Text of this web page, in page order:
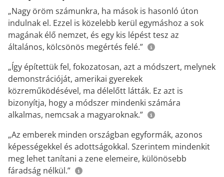
„Nagy öröm számunkra, ha mások is hasonló úton
indulnak el. Ezzel is közelebb kerül egymáshoz a sok
magának élő nemzet, és egy kis lépést tesz az
általános, kölcsönös megértés felé.”
„Így építettük fel, fokozatosan, azt a módszert, melynek
demonstrációját, amerikai gyerekek
közreműködésével, ma délelőtt látták. Ez azt is
bizonyítja, hogy a módszer mindenki számára
alkalmas, nemcsak a magyaroknak.”
„Az emberek minden országban egyformák, azonos
képességekkel és adottságokkal. Szerintem mindenkit
meg lehet tanítani a zene elemeire, különösebb
fáradság nélkül.”